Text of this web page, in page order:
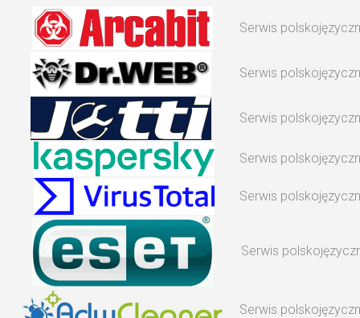
Serwis
Serwis
Serwis
Serwis
Serwis
Serwis
Serwis